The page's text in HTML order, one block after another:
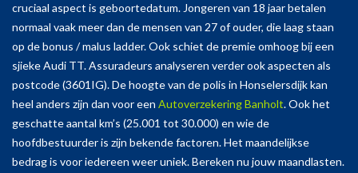
cruciaal aspect is geboortedatum. Jongeren van 18 jaar betalen
normaal vaak meer dan de mensen van 27 of ouder, die laag staan
op de bonus / malus ladder. Ook schiet de premie omhoog bij een
sjieke Audi TT. Assuradeurs analyseren verder ook aspecten als
postcode (3601IG). De hoogte van de polis in Honselersdijk kan
heel anders zijn dan voor een Autoverzekering Banholt. Ook het
geschatte aantal km’s (25.001 tot 30.000) en wie de
hoofdbestuurder is zijn bekende factoren. Het maandelijkse
bedrag is voor iedereen weer uniek. Bereken nu jouw maandlasten.